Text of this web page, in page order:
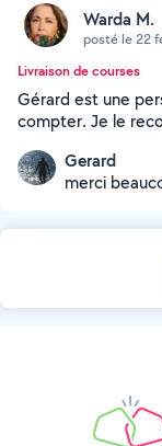
Warda M.
posté le 22
Livraison de courses
Gérard est une
compter. Je le
Gerard
merci